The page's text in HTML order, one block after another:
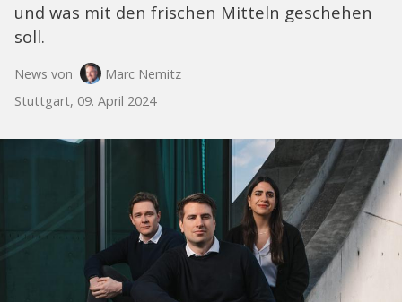
und was mit den frischen Mitteln geschehen
soll.
News von
Marc Nemitz
Stuttgart, 09. April 2024